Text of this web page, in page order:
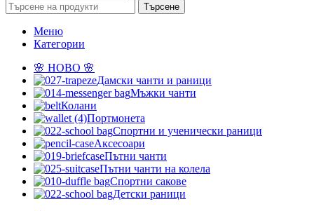
Търсене
Меню
Категории
🌸 НОВО 🌸
Дамски чанти и раници
Мъжки чанти
Колани
Портмонета
Спортни и ученически раници
Аксесоари
Пътни чанти
Пътни чанти на колела
Спортни сакове
Детски рaници